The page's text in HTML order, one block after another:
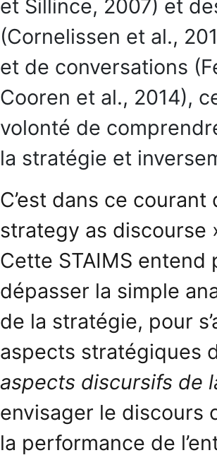
et Sillince, 2007) et
(Cornelissen et al.,
et de conversations
Cooren et al., 2014),
volonté de
la stratégie et
C’est dans ce
strategy as discourse
Cette STAIMS
dépasser la simple
de la stratégie, pour
aspects stratégiques
aspects discursifs de
envisager le discours
la performance de